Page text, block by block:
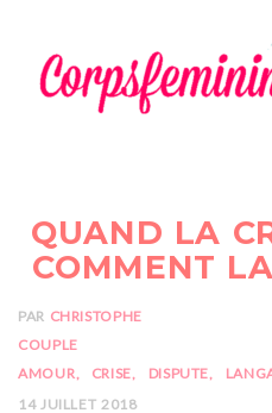
QUAND LA
COMMENT
PAR CHRISTOPHE
COUPLE
AMOUR
CRISE DISPUTE
14 JUILLET 2018